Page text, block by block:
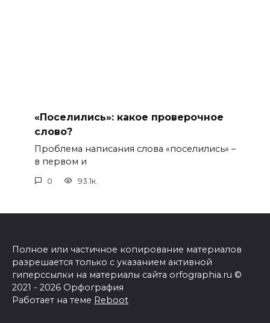
«Поселились»: какое проверочное
слово?
Проблема написания слова «поселились» –
в первом и
0 93.1к.
Полное или частичное копирование материалов
разрешается только с указанием активной
гиперссылки на материалы сайта orfographia.ru ©
2021 - 2026 Орфография
Работает на теме Reboot